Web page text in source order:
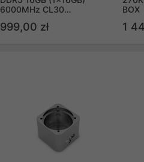
6000MHz CL30
999,00 zł
BOX
1